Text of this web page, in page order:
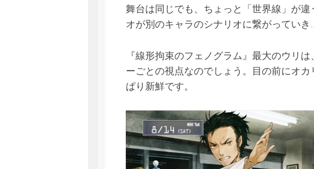
舞台は同じでも、ちょっと「世界線」が
オが別のキャラのシナリオに繋がってい
『線形拘束のフェノグラム』最大のウリ
ーごとの視点なのでしょう。目の前にオ
ぱり新鮮です。